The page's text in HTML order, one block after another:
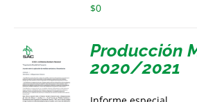
$0
Producción
2020/2021